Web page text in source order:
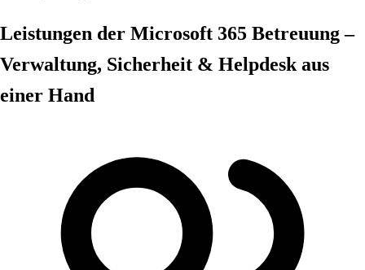
Leistungen der Microsoft 365 Betreuung –
Verwaltung, Sicherheit & Helpdesk aus
einer Hand